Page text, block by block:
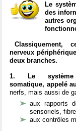
Le
des
autres
Classiquement,
nerveux
deux branches.
1. Le système
somatique, appelé
nerfs, mais aussi de
aux rapports
sensoriels,
aux contrôles